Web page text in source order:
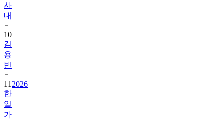
사
내
10
김
용
빈
11 2026
한
일
가